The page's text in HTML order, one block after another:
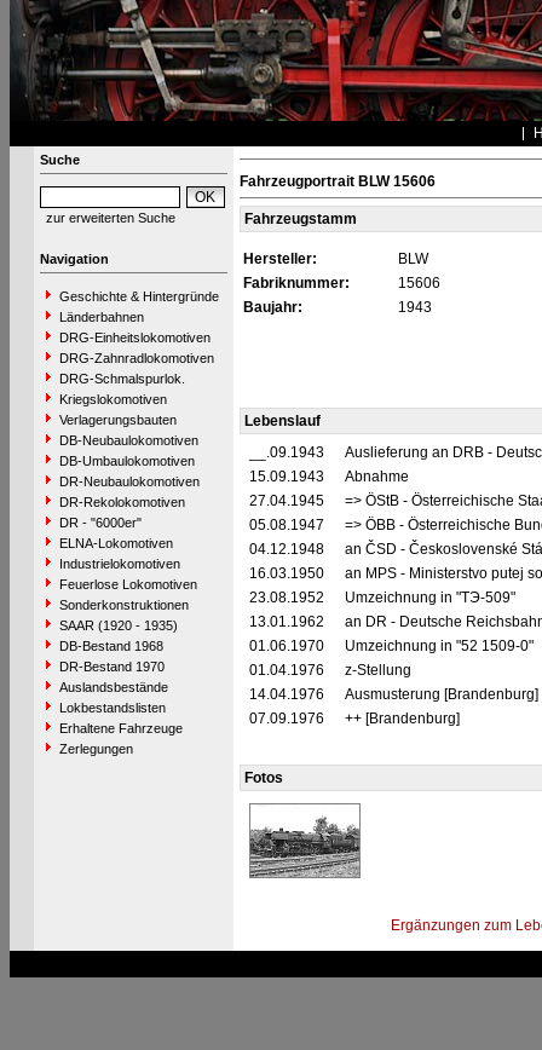
Suche
zur erweiterten Suche
Navigation
Geschichte & Hintergründe
Länderbahnen
DRG-Einheitslokomotiven
DRG-Zahnradlokomotiven
DRG-Schmalspurlok.
Kriegslokomotiven
Verlagerungsbauten
DB-Neubaulokomotiven
DB-Umbaulokomotiven
DR-Neubaulokomotiven
DR-Rekolokomotiven
DR - "6000er"
ELNA-Lokomotiven
Industrielokomotiven
Feuerlose Lokomotiven
Sonderkonstruktionen
SAAR (1920 - 1935)
DB-Bestand 1968
DR-Bestand 1970
Auslandsbestände
Lokbestandslisten
Erhaltene Fahrzeuge
Zerlegungen
Fahrzeugportrait BLW 15606
Fahrzeugstamm
Hersteller:
BLW
Fabriknummer:
15606
Baujahr:
1943
Lebenslauf
__.09.1943
Auslieferung an DRB -
15.09.1943
Abnahme
27.04.1945
=> ÖStB - Österreichische
05.08.1947
=> ÖBB - Österreichische
04.12.1948
an ČSD - Československé
16.03.1950
an MPS - Ministerstvo putej
23.08.1952
Umzeichnung in "TЭ-509"
13.01.1962
an DR - Deutsche
01.06.1970
Umzeichnung in "52 1509-0"
01.04.1976
z-Stellung
14.04.1976
Ausmusterung [Brandenburg]
07.09.1976
++ [Brandenburg]
Fotos
Ergänzungen zum